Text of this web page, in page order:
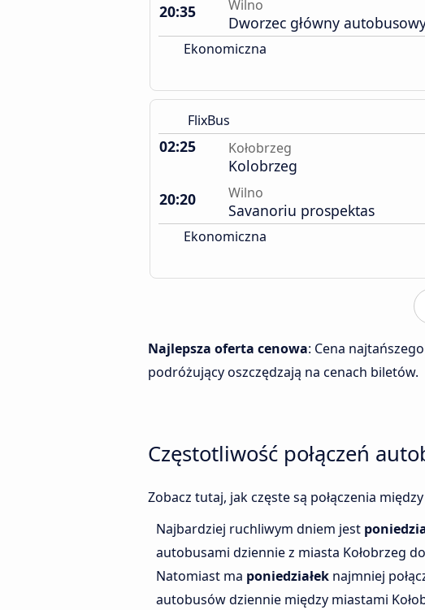
20:35
Wilno
Dworzec główny
Ekonomiczna
FlixBus
02:25 Kołobrzeg
Kolobrzeg
20:20
Wilno
Savanoriu prospektas
Ekonomiczna
Najlepsza oferta cenowa: Cena
podróżujący oszczędzają na cenach biletów.
Częstotliwość połączeń
Zobacz tutaj, jak częste są połączenia
Najbardziej ruchliwym dniem jest
autobusami dziennie z miasta Kołobrzeg
Natomiast ma poniedziałek najmniej
autobusów dziennie między miastami